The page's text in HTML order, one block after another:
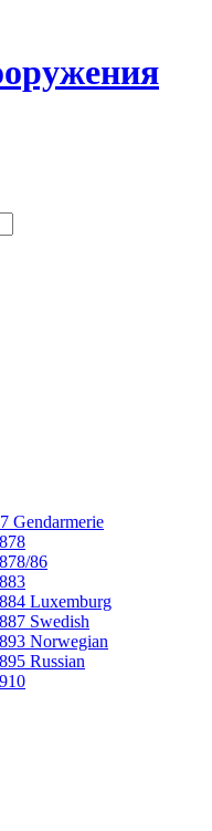
Gendarmerie
86
Luxemburg
Swedish
Norwegian
Russian